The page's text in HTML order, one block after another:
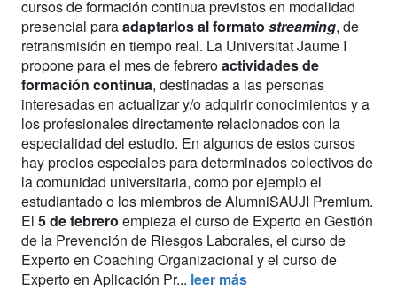
cursos de formación continua previstos en modalidad
presencial paraadaptarlos al formato streaming, de
retransmisión en tiempo real. La Universitat Jaume I
propone para el mes de febreroactividades de
formación continua, destinadas a las personas
interesadas en actualizar y/o adquirir conocimientos y a
los profesionales directamente relacionados con la
especialidad del estudio. En algunos de estos cursos
hay precios especiales para determinados colectivos de
la comunidad universitaria, como por ejemplo el
estudiantado o los miembros de AlumniSAUJI Premium.
El 5 de febrero empieza el curso de Experto en Gestión
de la Prevención de Riesgos Laborales, el curso de
Experto en Coaching Organizacional y el curso de
Experto en Aplicación Pr... leer más